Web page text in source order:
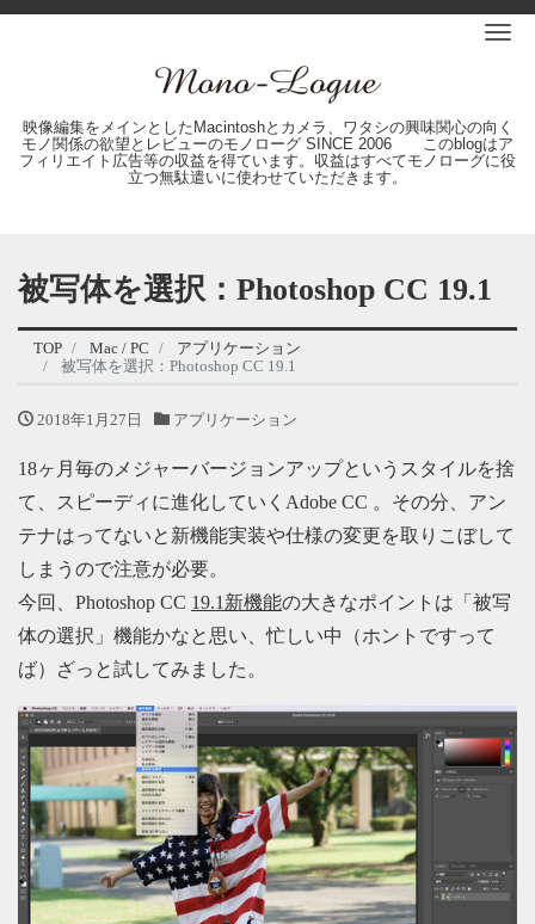
映像編集をメインとしたMacintoshとカメラ、ワタシの興味関心の向く
モノ関係の欲望とレビューのモノローグ SINCE 2006 このblogはア
フィリエイト広告等の収益を得ています。収益はすべてモノローグに役
立つ無駄遣いに使わせていただきます。
被写体を選択：Photoshop CC 19.1
TOP Mac / PC
アプリケーション
被写体を選択：Photoshop CC 19.1
2018年1月27日 アプリケーション
18ヶ月毎のメジャーバージョンアップというスタイルを捨
て、スピーディに進化していくAdobe CC 。その分、アン
テナはってないと新機能実装や仕様の変更を取りこぼして
しまうので注意が必要。
今回、Photoshop CC 19.1新機能の大きなポイントは「被写
体の選択」機能かなと思い、忙しい中（ホントですって
ば）ざっと試してみました。